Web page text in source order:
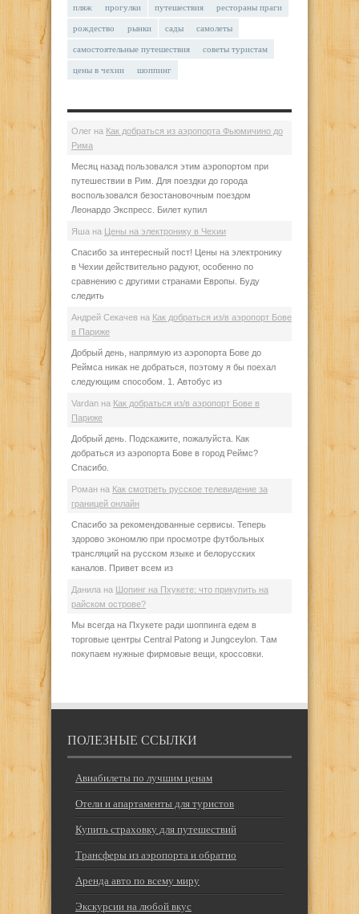
пляж прогулки путешествия рестораны праги
рождество рынки сады самолеты
самостоятельные путешествия советы туристам
цены в чехии шоппинг
Олег на Как добраться из аэропорта Фьюмичино до
Рима
Месяц назад пользовался этим аэропортом при
путешествии в Рим. Для поездки до города
воспользовался безостановочным поездом
Леонардо Экспресс. Билет купил
Яша на Цены на электронику в Чехии
Спасибо за интересный пост! Цены на электронику
в Чехии действительно радуют, особенно по
сравнению с другими странами Европы. Буду
следить
Андрей Секачев на Как добраться из/в аэропорт Бове
в Париже
Добрый день, напрямую из аэропорта Бове до
Реймса никак не добраться, поэтому я бы поехал
следующим способом. 1. Автобус из
Vardan на Как добраться из/в аэропорт Бове в
Париже
Добрый день. Подскажите, пожалуйста. Как
добраться из аэропорта Бове в город Реймс?
Спасибо.
Роман на Как смотреть русское телевидение за
границей онлайн
Спасибо за рекомендованные сервисы. Теперь
здорово экономлю при просмотре футбольных
трансляций на русском языке и белорусских
каналов. Привет всем из
Данила на Шопинг на Пхукете: что прикупить на
райском острове?
Мы всегда на Пхукете ради шоппинга едем в
торговые центры Central Patong и Jungceylon. Там
покупаем нужные фирмовые вещи, кроссовки.
ПОЛЕЗНЫЕ ССЫЛКИ
Авиабилеты по лучшим ценам
Отели и апартаменты для туристов
Купить страховку для путешествий
Трансферы из аэропорта и обратно
Аренда авто по всему миру
Экскурсии на любой вкус